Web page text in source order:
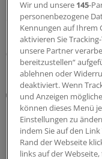
Bundesausschuss
einen Transfer in
Krankenkassen
07.08.2026
Rote Hand Brief
Desogestrel mit
Meningeom
Bei einer
haltgen
Wir und unsere 145-
personenbezogene
Kennungen auf Ihrem
aktivieren Sie
unsere Partner
bereitzustellen“
ablehnen oder
deaktiviert. Wenn
und Anzeigen
können dieses Menü
Einstellungen zu
indem Sie auf den
Rand der Webseite
links auf der